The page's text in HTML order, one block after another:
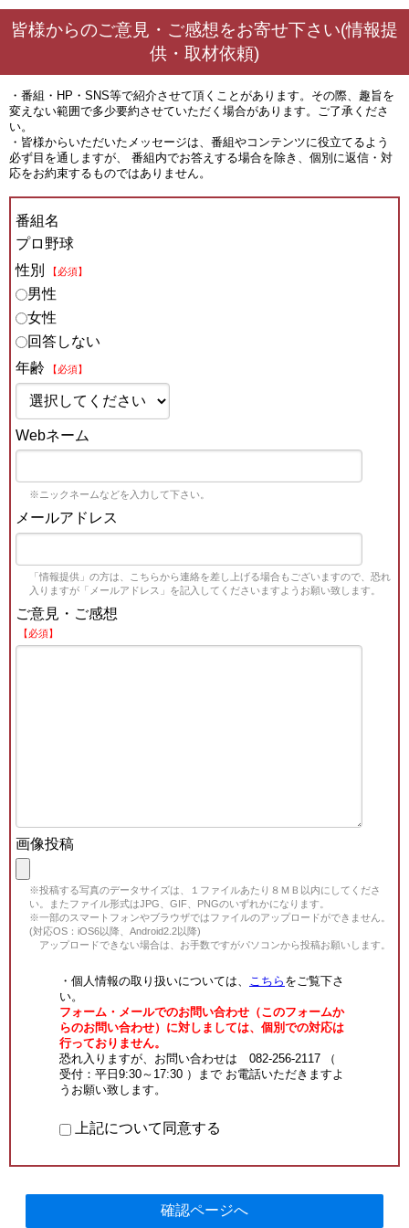
皆様からのご意見・ご感想をお寄せ下さい(情報提
供・取材依頼)
・番組・HP・SNS等で紹介させて頂くことがあります。その際、趣旨を
変えない範囲で多少要約させていただく場合があります。ご了承くださ
い。
・皆様からいただいたメッセージは、番組やコンテンツに役立てるよう
必ず目を通しますが、 番組内でお答えする場合を除き、個別に返信・対
応をお約束するものではありません。
番組名
プロ野球
性別
【必須】
男性
女性
回答しない
年齢
【必須】
Webネーム
※ニックネームなどを入力して下さい。
メールアドレス
「情報提供」の方は、こちらから連絡を差し上げる場合もございますので、恐れ
入りますが「メールアドレス」を記入してくださいますようお願い致します。
ご意見・ご感想
【必須】
画像投稿
※投稿する写真のデータサイズは、１ファイルあたり８ＭＢ以内にしてくださ
い。またファイル形式はJPG、GIF、PNGのいずれかになります。
※一部のスマートフォンやブラウザではファイルのアップロードができません。
(対応OS：iOS6以降、Android2.2以降)
アップロードできない場合は、お手数ですがパソコンから投稿お願いします。
・個人情報の取り扱いについては、 こちら をご覧下さ
い。
フォーム・メールでのお問い合わせ（このフォームか
らのお問い合わせ）に対しましては、個別での対応は
行っておりません。
恐れ入りますが、お問い合わせは 082-256-2117 （
受付：平日9:30～17:30 ）まで お電話いただきますよ
うお願い致します。
上記について同意する
確認ページへ